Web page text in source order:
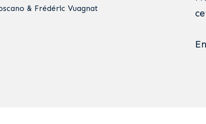
& Frédéric Vuagnat